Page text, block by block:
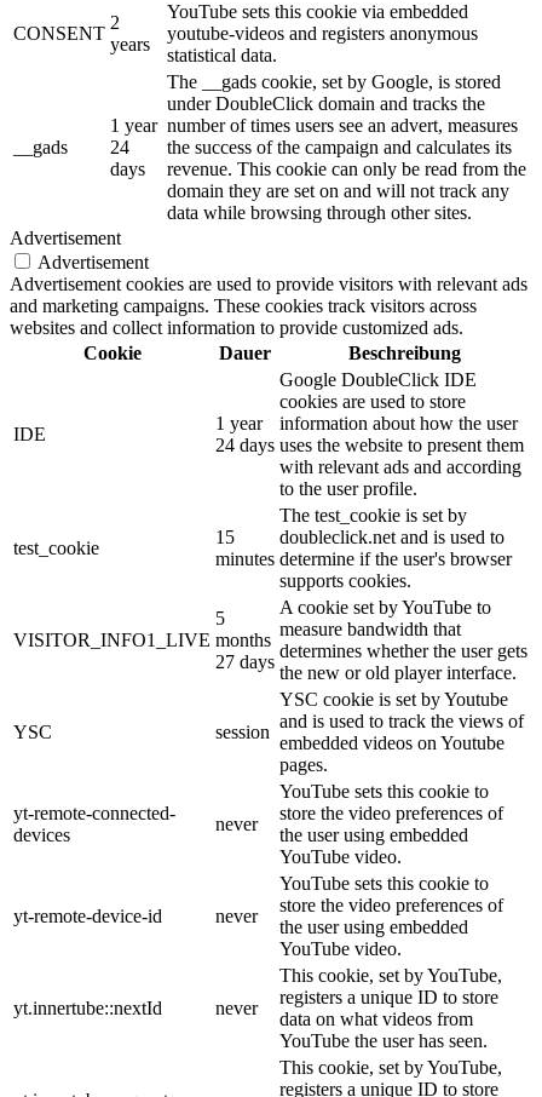
CONSENT
2
years
YouTube sets this cookie via embedded
youtube-videos and registers anonymous
statistical data.
__gads
1 year
24
days
The __gads cookie, set by Google, is stored
under DoubleClick domain and tracks the
number of times users see an advert, measures
the success of the campaign and calculates its
revenue. This cookie can only be read from the
domain they are set on and will not track any
data while browsing through other sites.
Advertisement
Advertisement
Advertisement cookies are used to provide visitors with relevant ads
and marketing campaigns. These cookies track visitors across
websites and collect information to provide customized ads.
Cookie
Dauer Beschreibung
IDE
1 year
24 days
Google DoubleClick IDE
cookies are used to store
information about how the user
uses the website to present them
with relevant ads and according
to the user profile.
test_cookie
15
minutes
The test_cookie is set by
doubleclick.net and is used to
determine if the user's browser
supports cookies.
VISITOR_INFO1_LIVE
5
months
27 days
A cookie set by YouTube to
measure bandwidth that
determines whether the user gets
the new or old player interface.
YSC session
YSC cookie is set by Youtube
and is used to track the views of
embedded videos on Youtube
pages.
yt-remote-connected-
devices
never
YouTube sets this cookie to
store the video preferences of
the user using embedded
YouTube video.
yt-remote-device-id never
YouTube sets this cookie to
store the video preferences of
the user using embedded
YouTube video.
yt.innertube::nextId never
This cookie, set by YouTube,
registers a unique ID to store
data on what videos from
YouTube the user has seen.
This cookie, set by YouTube,
registers a unique ID to store